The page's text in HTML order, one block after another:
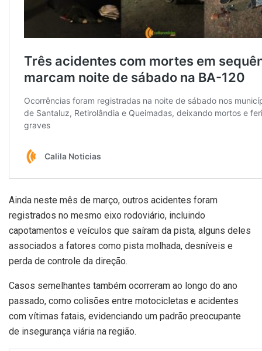
Ainda neste mês de março, outros acidentes foram
registrados no mesmo eixo rodoviário, incluindo
capotamentos e veículos que saíram da pista, alguns deles
associados a fatores como pista molhada, desníveis e
perda de controle da direção.
Casos semelhantes também ocorreram ao longo do ano
passado, como colisões entre motocicletas e acidentes
com vítimas fatais, evidenciando um padrão preocupante
de insegurança viária na região.